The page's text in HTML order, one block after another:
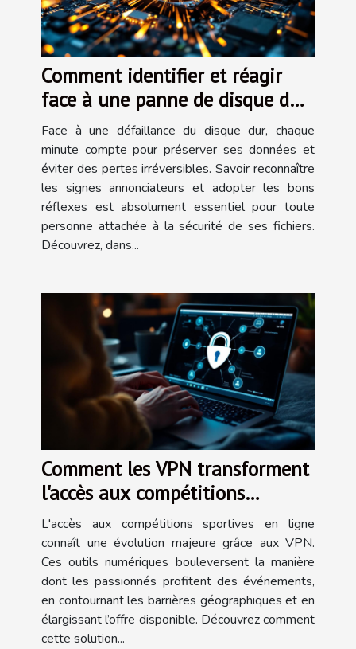
Comment identifier et réagir
face à une panne de disque dur
?
Face à une défaillance du disque dur, chaque
minute compte pour préserver ses données et
éviter des pertes irréversibles. Savoir reconnaître
les signes annonciateurs et adopter les bons
réflexes est absolument essentiel pour toute
personne attachée à la sécurité de ses fichiers.
Découvrez, dans...
Comment les VPN transforment
l'accès aux compétitions
sportives en ligne ?
L'accès aux compétitions sportives en ligne
connaît une évolution majeure grâce aux VPN.
Ces outils numériques bouleversent la manière
dont les passionnés profitent des événements,
en contournant les barrières géographiques et en
élargissant l’offre disponible. Découvrez comment
cette solution...